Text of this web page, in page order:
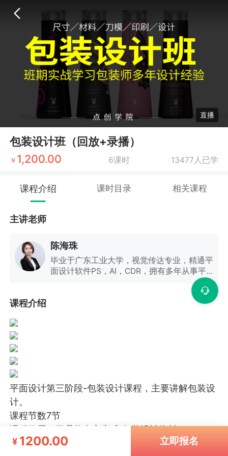
直播
包装设计班（回放+录播）
￥ 1,200.00 6课时 13477人已学
课程介绍 课时目录 相关课程
主讲老师
陈海珠
毕业于广东工业大学，视觉传达专业，精通平
面设计软件PS，AI，CDR，拥有多年从事平
面设计的工作经验，擅长各类广告设计与画册
的设计，字体设计，VI设计。并持有高级教师
资格证，且具有担任实体院校老师的丰富教学
课程介绍
平面设计第三阶段-包装设计课程，主要讲解包装设
计。
课程节数7节
课程效用：学员能自主完成 包装设计物料。
¥ 1200.00 立即报名